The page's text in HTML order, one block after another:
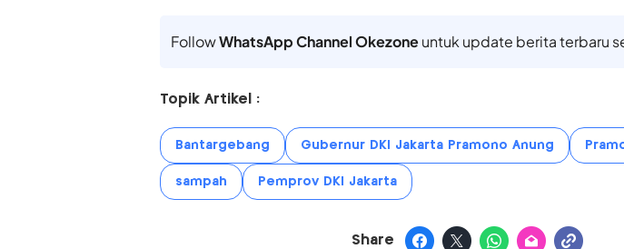
FollowWhatsApp Channel Okezoneuntuk update berita terbaru
Topik Artikel :
Bantargebang Gubernur DKI Jakarta Pramono Anung
sampah Pemprov DKI Jakarta
Share